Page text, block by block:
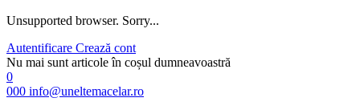
Unsupported browser. Sorry...
Autentificare Crează cont
Nu mai sunt articole în coșul dumneavoastră
0
000 info@uneltemacelar.ro